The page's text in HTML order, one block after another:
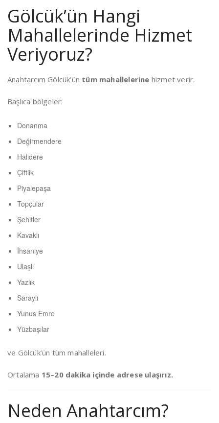
Gölcük’ün Hangi
Mahallelerinde Hizmet
Veriyoruz?
Anahtarcım Gölcük’ün tüm mahallelerine hizmet verir.
Başlıca bölgeler:
Donanma
Değirmendere
Halıdere
Çiftlik
Piyalepaşa
Topçular
Şehitler
Kavaklı
İhsaniye
Ulaşlı
Yazlık
Saraylı
Yunus Emre
Yüzbaşılar
ve Gölcük’ün tüm mahalleleri.
Ortalama 15–20 dakika içinde adrese ulaşırız.
Neden Anahtarcım?